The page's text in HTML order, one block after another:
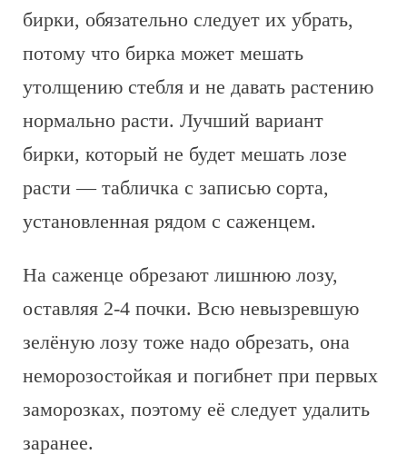
бирки, обязательно следует их убрать,
потому что бирка может мешать
утолщению стебля и не давать растению
нормально расти. Лучший вариант
бирки, который не будет мешать лозе
расти — табличка с записью сорта,
установленная рядом с саженцем.
На саженце обрезают лишнюю лозу,
оставляя 2-4 почки. Всю невызревшую
зелёную лозу тоже надо обрезать, она
неморозостойкая и погибнет при первых
заморозках, поэтому её следует удалить
заранее.